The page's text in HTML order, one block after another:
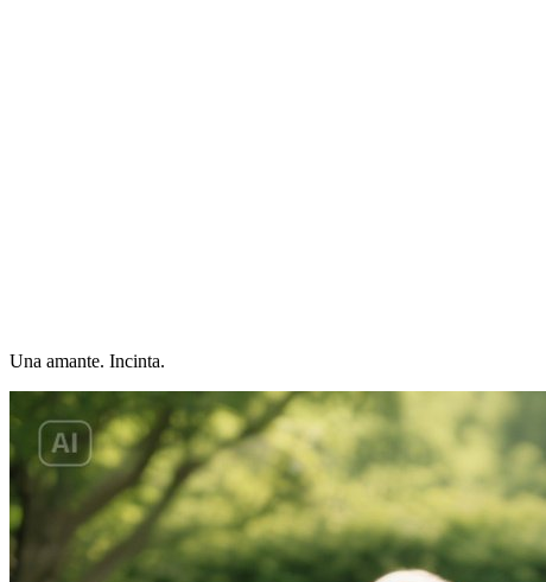
Una amante. Incinta.